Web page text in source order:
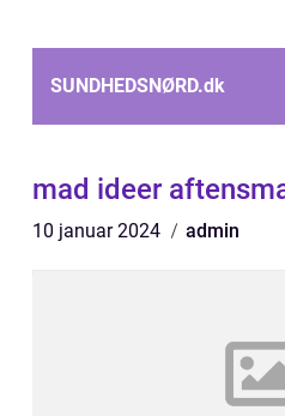
SUNDHEDSNØRD.dk
mad ideer
10 januar 2024 admin